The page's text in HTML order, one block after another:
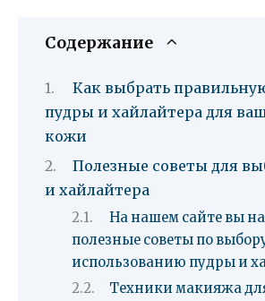
Содержание
Как выбрать
пудры и хайлайтера для
кожи
Полезные советы для
и хайлайтера
На нашем сайте вы
полезные советы по
использованию пудры и
Техники макияжа